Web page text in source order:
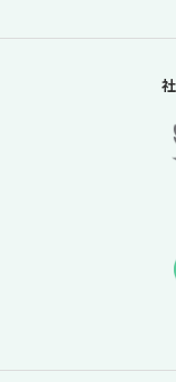
「夏休みの過
公開！】【